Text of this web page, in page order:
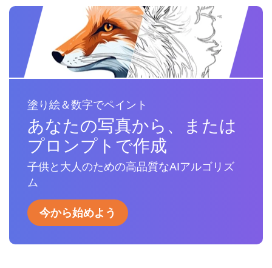
塗り絵＆数字でペイント
あなたの写真から、または
プロンプトで作成
子供と大人のための高品質なAIアルゴリズ
ム
今から始めよう